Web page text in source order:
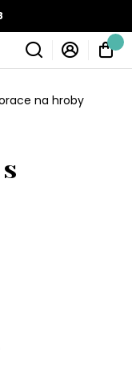
na hroby